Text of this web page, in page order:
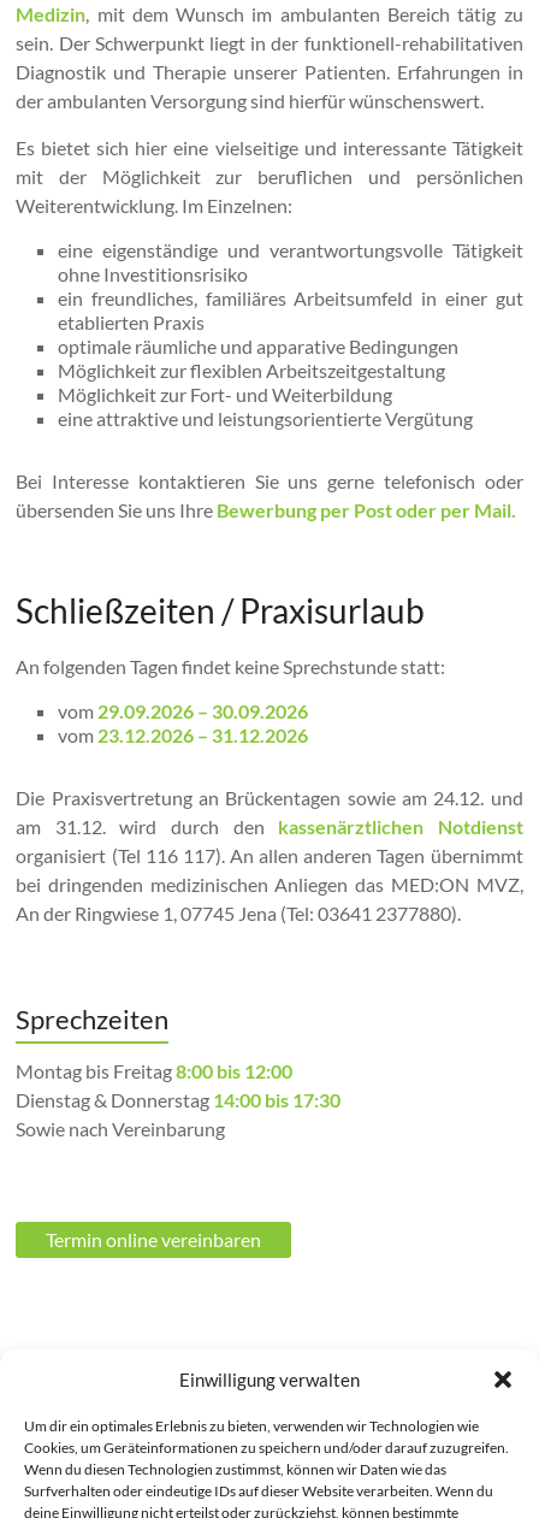
Einwilligung verwalten
Um dir ein optimales Erlebnis zu bieten, verwenden wir Technologien wie
Cookies, um Geräteinformationen zu speichern und/oder darauf zuzugreifen.
Wenn du diesen Technologien zustimmst, können wir Daten wie das
Surfverhalten oder eindeutige IDs auf dieser Website verarbeiten. Wenn du
deine Einwilligung nicht erteilst oder zurückziehst, können bestimmte
Medizin, mit dem Wunsch im ambulanten Bereich tätig zu
sein. Der Schwerpunkt liegt in der funktionell-rehabilitativen
Diagnostik und Therapie unserer Patienten. Erfahrungen in
der ambulanten Versorgung sind hierfür wünschenswert.
Es bietet sich hier eine vielseitige und interessante Tätigkeit
mit der Möglichkeit zur beruflichen und persönlichen
Weiterentwicklung. Im Einzelnen:
eine eigenständige und verantwortungsvolle Tätigkeit
ohne Investitionsrisiko
ein freundliches, familiäres Arbeitsumfeld in einer gut
etablierten Praxis
optimale räumliche und apparative Bedingungen
Möglichkeit zur flexiblen Arbeitszeitgestaltung
Möglichkeit zur Fort- und Weiterbildung
eine attraktive und leistungsorientierte Vergütung
Bei Interesse kontaktieren Sie uns gerne telefonisch oder
übersenden Sie uns Ihre Bewerbung per Post oder per Mail.
Schließzeiten / Praxisurlaub
An folgenden Tagen findet keine Sprechstunde statt:
vom 29.09.2026 – 30.09.2026
vom 23.12.2026 – 31.12.2026
Die Praxisvertretung an Brückentagen sowie am 24.12. und
am 31.12. wird durch den kassenärztlichen Notdienst
organisiert (Tel 116 117). An allen anderen Tagen übernimmt
bei dringenden medizinischen Anliegen das MED:ON MVZ,
An der Ringwiese 1, 07745 Jena (Tel: 03641 2377880).
Sprechzeiten
Montag bis Freitag8:00 bis 12:00
Dienstag & Donnerstag 14:00 bis 17:30
Sowie nach Vereinbarung
Termin online vereinbaren
Kontaktinformationen
Praxis Dr. Kunstmann
Steinweg 7-8
07743 Jena
Tel:03641 / 441466